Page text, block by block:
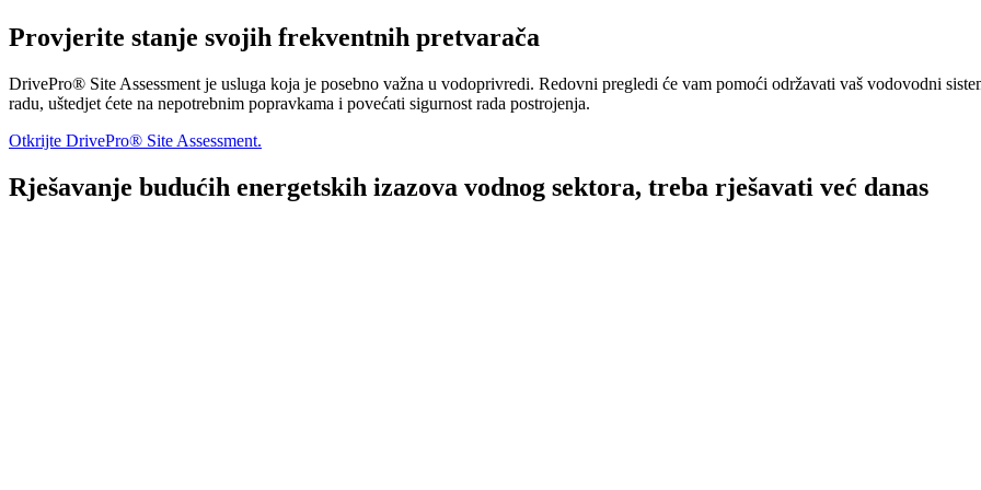
Provjerite stanje svojih frekventnih pretvarača
DrivePro® Site Assessment je usluga koja je posebno važna u vodoprivredi. Redovni pregledi će vam pomoći održavati vaš vodovodni
radu, uštedjet ćete na nepotrebnim popravkama i povećati sigurnost rada postrojenja.
Otkrijte DrivePro® Site Assessment.
Rješavanje budućih energetskih izazova vodnog sektora, treba rješavati već danas